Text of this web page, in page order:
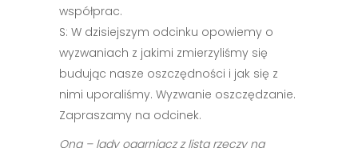
współprac.
S: W dzisiejszym odcinku opowiemy o
wyzwaniach z jakimi zmierzyliśmy się
budując nasze oszczędności i jak się z
nimi uporaliśmy. Wyzwanie oszczędzanie.
Zapraszamy na odcinek.
Ona – lady ogarniacz z listą rzeczy na